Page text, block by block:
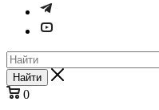
Найти
0